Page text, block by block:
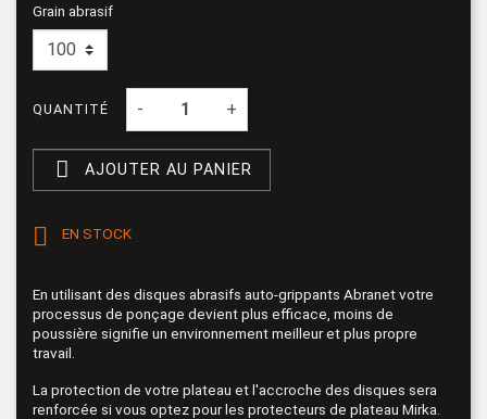
Grain abrasif
QUANTITÉ - +
 AJOUTER AU PANIER
 EN STOCK
En utilisant des disques abrasifs auto-grippants Abranet votre
processus de ponçage devient plus efficace, moins de
poussière signifie un environnement meilleur et plus propre
travail.
La protection de votre plateau et l'accroche des disques sera
renforcée si vous optez pour les protecteurs de plateau Mirka.